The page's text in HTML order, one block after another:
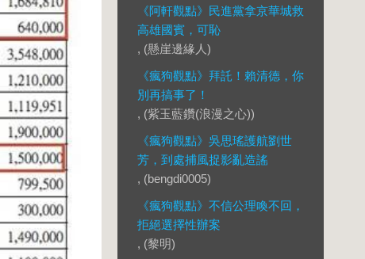
《阿軒觀點》民進黨拿京華城救
高雄國賓，可恥
, (懸崖邊緣人)
《瘋狗觀點》拜託！賴清德，你
別再搞事了！
, (紫玉藍鑽(浪漫之心))
《瘋狗觀點》吳思瑤護航劉世
芳，到處捕風捉影亂造謠
, (bengdi0005)
《瘋狗觀點》不信公理喚不回，
拒絕選擇性辦案
, (黎明)